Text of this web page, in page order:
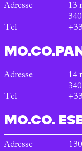
Adresse
13
Tel
MO.CO.
Adresse
14
Tel
MO.CO.
Adresse